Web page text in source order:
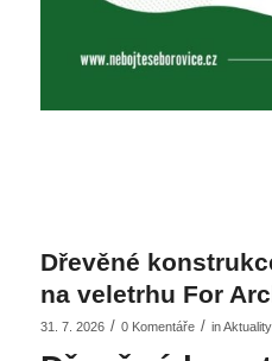
Dřevěné
na veletrhu For
31. 7. 2026 / 0 Komentáře / inAktuality